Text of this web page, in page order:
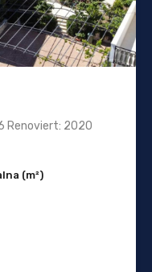
Renoviert: 2020
(m²)